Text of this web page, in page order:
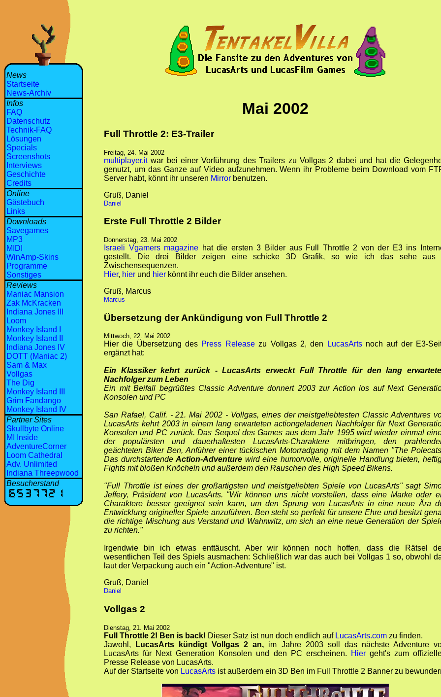
News
Startseite
News-Archiv
Infos
FAQ
Datenschutz
Technik-FAQ
Lösungen
Specials
Screenshots
Interviews
Geschichte
Credits
Online
Gästebuch
Links
Downloads
Savegames
MP3
MIDI
WinAmp-Skins
Programme
Sonstiges
Reviews
Maniac Mansion
Zak McKracken
Indiana Jones III
Loom
Monkey Island I
Monkey Island II
Indiana Jones IV
DOTT (Maniac 2)
Sam & Max
Vollgas
The Dig
Monkey Island III
Grim Fandango
Monkey Island IV
Partner Sites
Skullbyte Online
MI Inside
AdventureCorner
Loom Cathedral
Adv. Unlimited
Indiana Threepwood
Besucherstand
Mai 2002
Full Throttle 2: E3-Trailer
Freitag, 24. Mai 2002
multiplayer.itwar bei einer Vorführung des Trailers zu Vollgas 2 dabei und hat die
genutzt, um das Ganze auf Video aufzunehmen. Wenn ihr Probleme beim Download vom
Server habt, könnt ihr unseren Mirror benutzen.
Gruß, Daniel
Daniel
Erste Full Throttle 2 Bilder
Donnerstag, 23. Mai 2002
Israeli Vgamers magazine hat die ersten 3 Bilder aus Full Throttle 2 von der E3 ins
gestellt. Die drei Bilder zeigen eine schicke 3D Grafik, so wie ich das sehe aus
Zwischensequenzen.
Hier, hier und hier könnt ihr euch die Bilder ansehen.
Gruß, Marcus
Marcus
Übersetzung der Ankündigung von Full Throttle 2
Mittwoch, 22. Mai 2002
Hier die Übersetzung des Press Releasezu Vollgas 2, den LucasArtsnoch auf der E3-
ergänzt hat:
Ein Klassiker kehrt zurück - LucasArts erweckt Full Throttle für den lang
Nachfolger zum Leben
Ein mit Beifall begrüßtes Classic Adventure donnert 2003 zur Action los auf Next
Konsolen und PC
San Rafael, Calif. - 21. Mai 2002 - Vollgas, eines der meistgeliebtesten Classic Adventures
LucasArts kehrt 2003 in einem lang erwarteten actiongeladenen Nachfolger für Next
Konsolen und PC zurück. Das Sequel des Games aus dem Jahr 1995 wird wieder einmal
der populärsten und dauerhaftesten LucasArts-Charaktere mitbringen, den
geächteten Biker Ben, Anführer einer tückischen Motorradgang mit dem Namen "The
Das durchstartendeAction-Adventure wird eine humorvolle, originelle Handlung bieten,
Fights mit bloßen Knöcheln und außerdem den Rauschen des High Speed Bikens.
"Full Throttle ist eines der großartigsten und meistgeliebten Spiele von LucasArts" sagt
Jeffery, Präsident von LucasArts. "Wir können uns nicht vorstellen, dass eine Marke oder
Charaktere besser geeignet sein kann, um den Sprung von LucasArts in eine neue Ära
Entwicklung origineller Spiele anzuführen. Ben steht so perfekt für unsere Ehre und besitzt
die richtige Mischung aus Verstand und Wahnwitz, um sich an eine neue Generation der
zu richten."
Irgendwie bin ich etwas enttäuscht. Aber wir können noch hoffen, dass die Rätsel
wesentlichen Teil des Spiels ausmachen: Schließlich war das auch bei Vollgas 1 so, obwohl
laut der Verpackung auch ein "Action-Adventure" ist.
Gruß, Daniel
Daniel
Vollgas 2
Dienstag, 21. Mai 2002
Full Throttle 2! Ben is back! Dieser Satz ist nun doch endlich auf LucasArts.com zu finden.
Jawohl,
LucasArts kündigt Vollgas 2 an, im Jahre 2003 soll das nächste Adventure
LucasArts für Next Generation Konsolen und den PC erscheinen.
Hiergeht's zum
Presse Release von LucasArts.
Auf der Startseite von LucasArts ist außerdem ein 3D Ben im Full Throttle 2 Banner zu